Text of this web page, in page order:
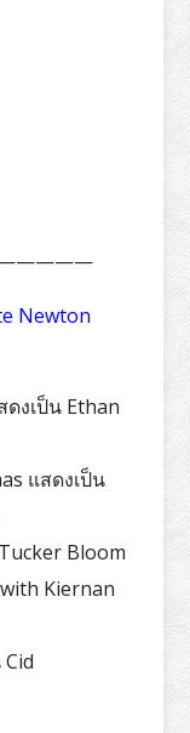
Newton
ดงเป็น Ethan
แสดงเป็น
Bloom
Kiernan